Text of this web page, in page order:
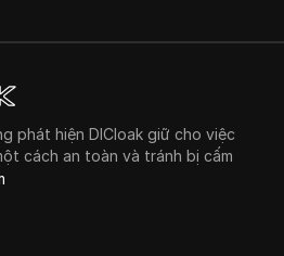
phát hiện DICloak giữ cho việc
cách an toàn và tránh bị cấm